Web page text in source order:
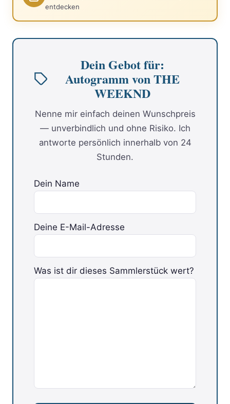
entdecken
Dein Gebot für:
Autogramm von THE
WEEKND
Nenne mir einfach deinen Wunschpreis
— unverbindlich und ohne Risiko. Ich
antworte persönlich innerhalb von 24
Stunden.
Dein Name
Deine E-Mail-Adresse
Bitte lasse dieses Feld leer.
Was ist dir dieses Sammlerstück wert?